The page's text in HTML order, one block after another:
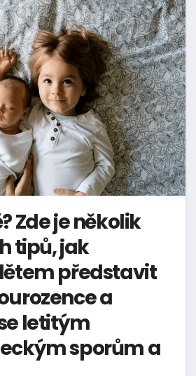
Zde je několik
tipů, jak
představit
a
letitým
sporům a